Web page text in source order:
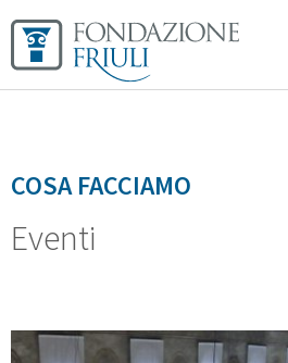
COSA FACCIAMO
Eventi